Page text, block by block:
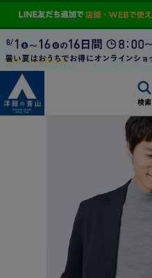
検索